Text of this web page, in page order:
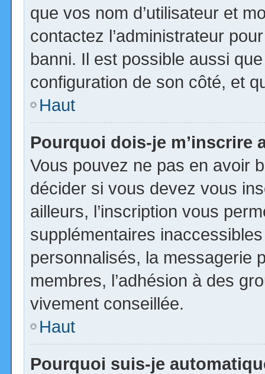
que vos nom d’utilisateur et
contactez l’administrateur
banni. Il est possible aussi
configuration de son côté, et
Haut
Pourquoi dois-je m’inscrire
Vous pouvez ne pas en avoir
décider si vous devez vous
ailleurs, l’inscription vous
supplémentaires
personnalisés, la messagerie
membres, l’adhésion à des
vivement conseillée.
Haut
Pourquoi suis-je